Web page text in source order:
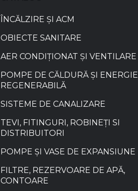
ÎNCĂLZIRE ȘI ACM
OBIECTE SANITARE
AER CONDIȚIONAT ȘI VENTILARE
POMPE DE CĂLDURĂ ȘI ENERGIE
REGENERABILĂ
SISTEME DE CANALIZARE
TEVI, FITINGURI, ROBINEȚI SI
DISTRIBUITORI
POMPE ȘI VASE DE EXPANSIUNE
FILTRE, REZERVOARE DE APĂ,
CONTOARE